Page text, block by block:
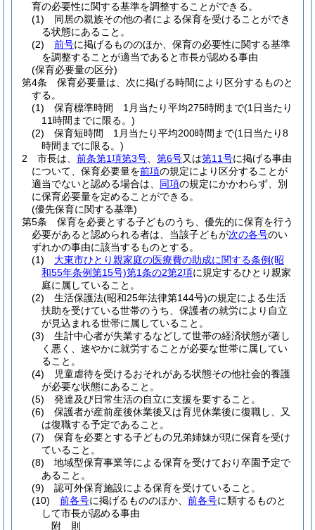
育の必要性に関する基準を調整することができる。
(1)
同居の親族その他の者による保育を受けることができ
る状態にあること。
(2)
前号に掲げるもののほか、保育の必要性に関する基準
を調整することが適当であると市長が認める事由
(保育必要量の区分)
第4条
保育必要量は、次に掲げる時間により区分するものと
する。
(1)
保育標準時間 1月当たり平均275時間まで(1日当たり
11時間までに限る。)
(2)
保育短時間 1月当たり平均200時間まで(1日当たり8
時間までに限る。)
2
市長は、 前条第1項第3号 第6号又は第11号に掲げる事由
について、保育必要量を前項の規定により区分することが
適当でないと認める場合は、 同項の規定にかかわらず、別
に保育必要量を定めることができる。
(優先保育に関する基準)
第5条
保育を必要とする子どものうち、優先的に保育を行う
必要があると認められる者は、当該子どもが次の各号のい
ずれかの事由に該当するものとする。
(1)
大東市ひとり親家庭の医療費の助成に関する条例(昭
和55年条例第15号)第1条の2第2項に規定するひとり親家
庭に属していること。
(2)
生活保護法(昭和25年法律第144号)の規定による生活
扶助を受けている世帯のうち、保護者の就労により自立
が見込まれる世帯に属していること。
(3)
生計中心者が失業するなどして世帯の経済状態が著し
く悪く、速やかに就労することが必要な世帯に属してい
ること。
(4)
児童虐待を受けるおそれがある状態その他社会的養護
が必要な状態にあること。
(5)
発達及び日常生活の自立に支援を要すること。
(6)
保護者が産前産後休業後又は育児休業後に復職し、又
は復職する予定であること。
(7)
保育を必要とする子どもの兄弟姉妹が現に保育を受け
ていること。
(8)
地域型保育事業等による保育を受けており卒園予定で
あること。
(9)
認可外保育施設による保育を受けていること。
(10)
前各号に掲げるもののほか、 前各号に類するものと
して市長が認める事由
附 則